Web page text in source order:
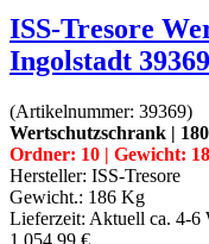
ISS-Tresore
Ingolstadt 39369
(Artikelnummer: 39369)
Wertschutzschrank |
Ordner: 10 | Gewicht:
Hersteller: ISS-Tresore
Gewicht.: 186 Kg
Lieferzeit: Aktuell ca. 4-6
1 054.99 €